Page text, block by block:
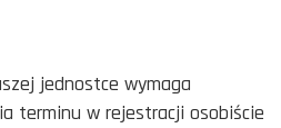
jednostce wymaga
terminu w rejestracji osobiście